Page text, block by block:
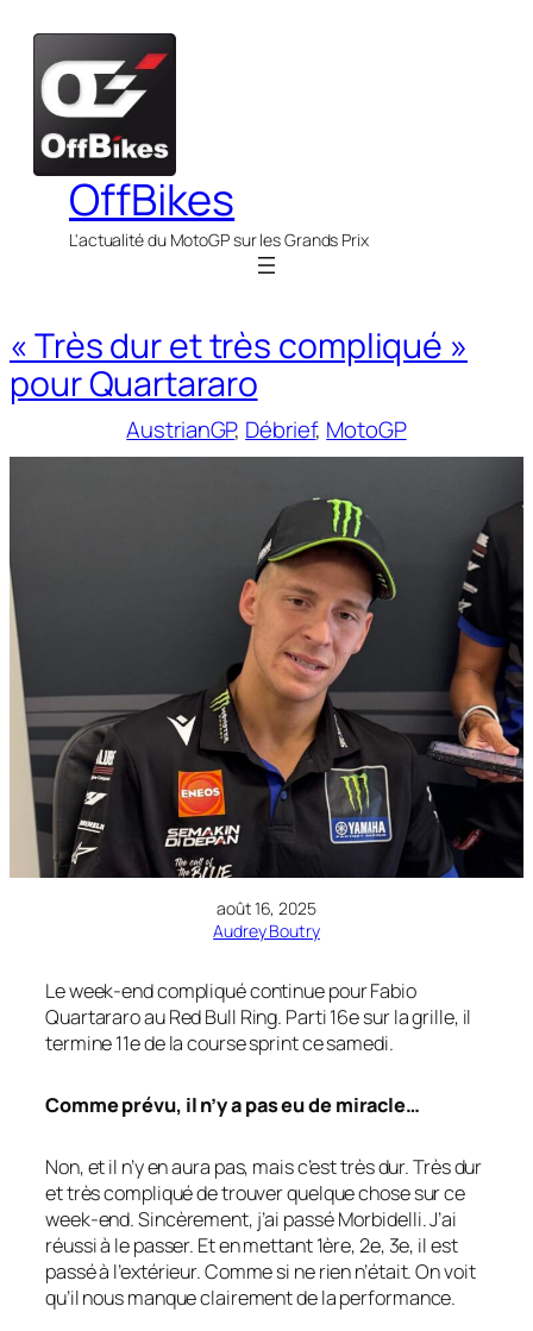
contenu
OffBikes
L'actualité du MotoGP sur les Grands Prix
« Très dur et très compliqué »
pour Quartararo
AustrianGP, Débrief, MotoGP
août 16, 2025
Audrey Boutry
Le week-end compliqué continue pour Fabio
Quartararo au Red Bull Ring. Parti 16e sur la grille, il
termine 11e de la course sprint ce samedi.
Comme prévu, il n’y a pas eu de miracle…
Non, et il n’y en aura pas, mais c’est très dur. Très dur
et très compliqué de trouver quelque chose sur ce
week-end. Sincèrement, j’ai passé Morbidelli. J’ai
réussi à le passer. Et en mettant 1ère, 2e, 3e, il est
passé à l’extérieur. Comme si ne rien n’était. On voit
qu’il nous manque clairement de la performance.